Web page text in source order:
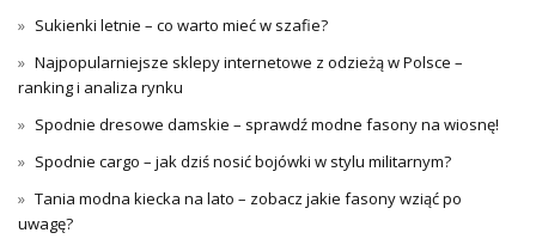
Sukienki letnie – co warto mieć w szafie?
Najpopularniejsze sklepy internetowe z odzieżą w Polsce –
ranking i analiza rynku
Spodnie dresowe damskie – sprawdź modne fasony na wiosnę!
Spodnie cargo – jak dziś nosić bojówki w stylu militarnym?
Tania modna kiecka na lato – zobacz jakie fasony wziąć po
uwagę?